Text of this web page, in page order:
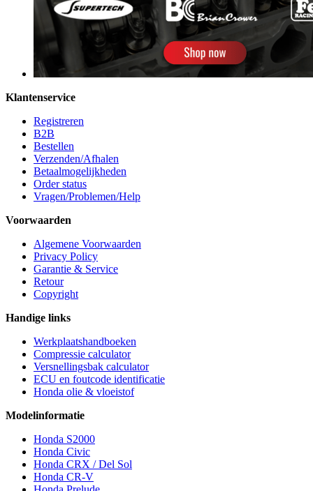
Klantenservice
Registreren
B2B
Bestellen
Verzenden/Afhalen
Betaalmogelijkheden
Order status
Vragen/Problemen/Help
Voorwaarden
Algemene Voorwaarden
Privacy Policy
Garantie & Service
Retour
Copyright
Handige links
Werkplaatshandboeken
Compressie calculator
Versnellingsbak calculator
ECU en foutcode identificatie
Honda olie & vloeistof
Modelinformatie
Honda S2000
Honda Civic
Honda CRX / Del Sol
Honda CR-V